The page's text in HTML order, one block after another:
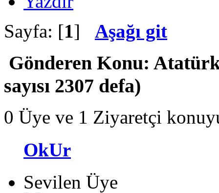
Sayfa: [1] Aşağı git
Gönderen Konu:
sayısı 2307 defa)
0 Üye ve 1 Ziyaretçi
OkUr
Sevilen Üye